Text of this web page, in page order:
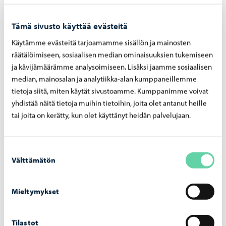
Tämä sivusto käyttää evästeitä
Käytämme evästeitä tarjoamamme sisällön ja mainosten
räätälöimiseen, sosiaalisen median ominaisuuksien tukemiseen
ja kävijämäärämme analysoimiseen. Lisäksi jaamme sosiaalisen
median, mainosalan ja analytiikka-alan kumppaneillemme
tietoja siitä, miten käytät sivustoamme. Kumppanimme voivat
yhdistää näitä tietoja muihin tietoihin, joita olet antanut heille
tai joita on kerätty, kun olet käyttänyt heidän palvelujaan.
valinta
Välttämätön
Mieltymykset
Tilastot
Asuminen ja ympäristö 05.08.2026
Hu­le­ve­si­mak­su­jen las­ku­tus alkaa syys­kuus­sa
– mak­su­pe­rus­tei­ta on uu­dis­tet­tu vuo­del­le
2026